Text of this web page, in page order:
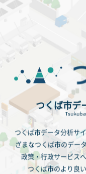
洞峰公園の今後の
市民意識調査
スーパーシティア
おしらせ一覧
活用事例一覧
このサイトについて
つくば市デ
つくば市データ分析サ
ざまなつくば市のデー
政策・行政サービス
つくば市のより良